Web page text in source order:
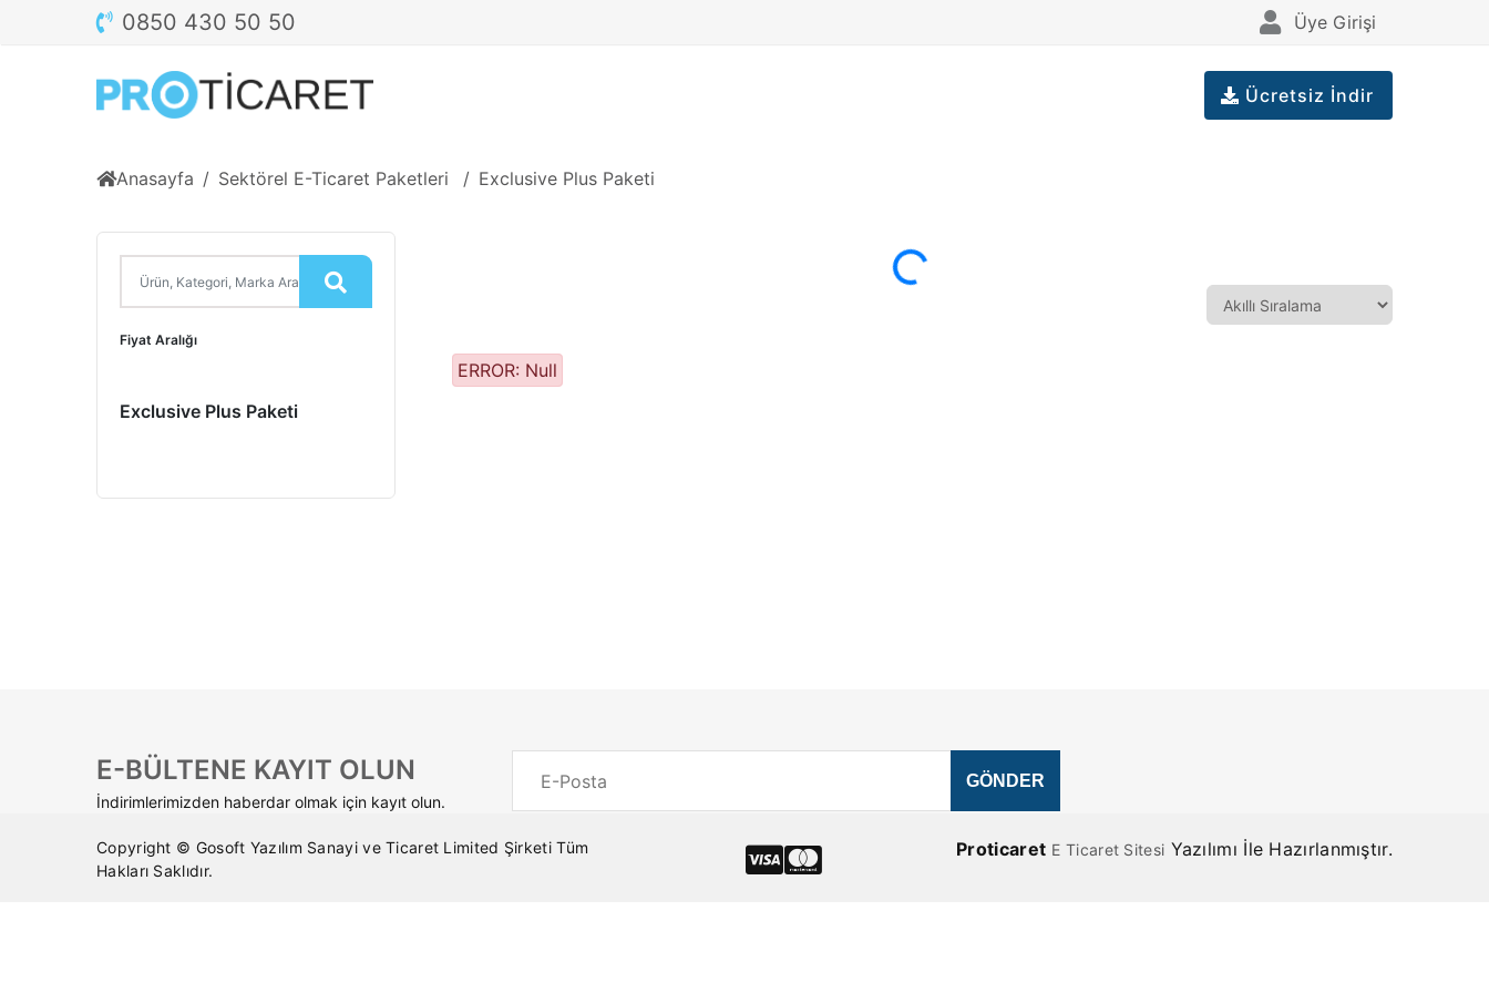
0850 430 50 50 Üye Girişi
Ücretsiz İndir
Anasayfa Sektörel E-Ticaret Paketleri Exclusive Plus Paketi
Fiyat Aralığı
Exclusive Plus Paketi
Yükleniyor...
ERROR: Null
E-BÜLTENE KAYIT OLUN
İndirimlerimizden haberdar olmak için kayıt olun.
Copyright © Gosoft Yazılım Sanayi ve Ticaret Limited Şirketi Tüm
Hakları Saklıdır.
Proticaret E Ticaret Sitesi Yazılımı İle Hazırlanmıştır.